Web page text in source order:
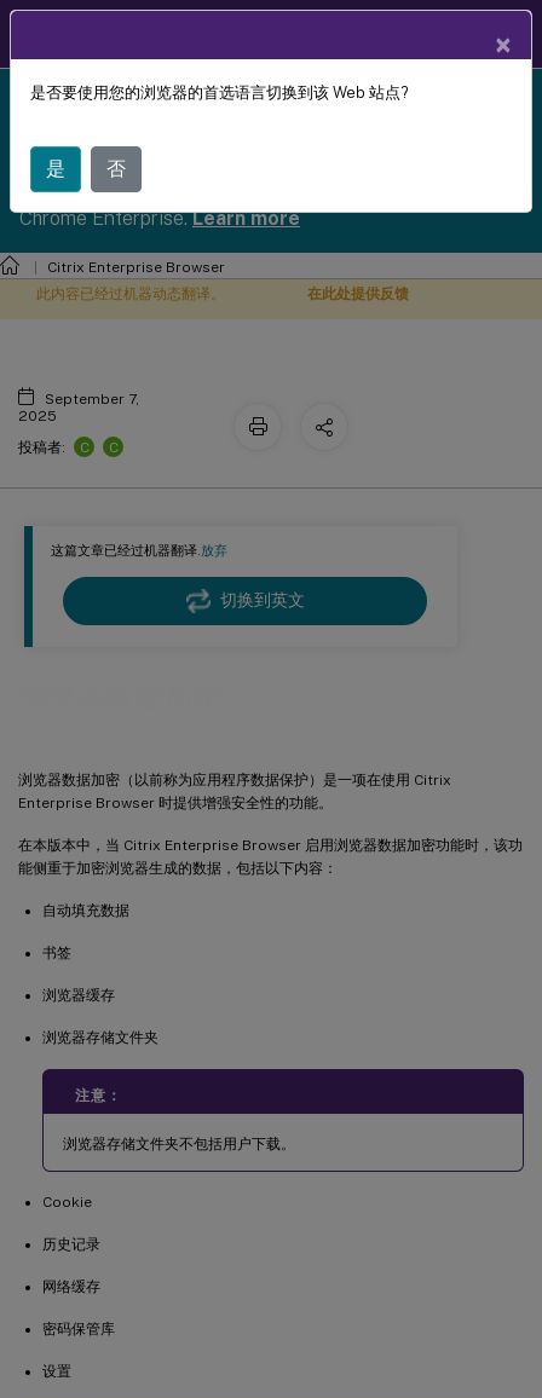
Citrix Enterprise Browser has reached End of Life
To ensure continued secure access, we strongly
recommend migrating to Citrix Secure Access with
Chrome Enterprise.Learn more
Citrix Enterprise Browser
这篇文章已经过机器翻译.放弃
切换到英文
浏览器数据加密（以前称为应用程序数据保护）是一项在使用 Citrix
Enterprise Browser 时提供增强安全性的功能。
在本版本中，当 Citrix Enterprise Browser 启用浏览器数据加密功能时，该功
能侧重于加密浏览器生成的数据，包括以下内容：
自动填充数据
书签
浏览器缓存
浏览器存储文件夹
注意：
浏览器存储文件夹不包括用户下载。
Cookie
历史记录
网络缓存
密码保管库
设置
此内容已经过机器动态翻译。 在此处提供反馈
浏览器数据加密
September 7,
2025
投稿者:
C C
×
是否要使用您的浏览器的首选语言切换到该 Web 站点?
是 否